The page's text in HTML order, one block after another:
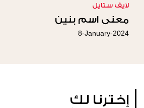
لايف ستايل
معنى اسم بنين
8-January-2024
إخترنا لكِ